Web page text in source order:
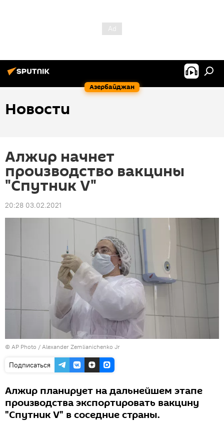
Азербайджан
Новости
Алжир начнет
производство вакцины
"Спутник V"
20:28 03.02.2021
© AP Photo / Alexander Zemlianichenko Jr
Подписаться
Алжир планирует на дальнейшем этапе
производства экспортировать вакцину
"Спутник V" в соседние страны.